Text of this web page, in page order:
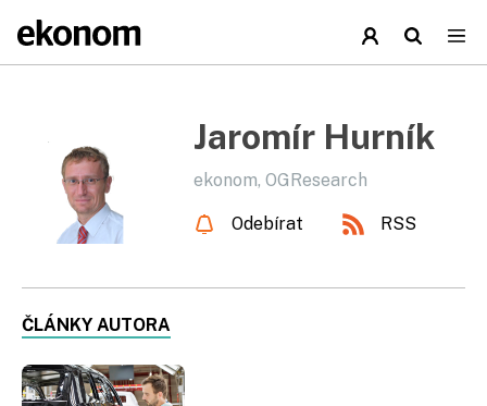
Jaromír Hurník
ekonom, OGResearch
Odebírat RSS
ČLÁNKY AUTORA